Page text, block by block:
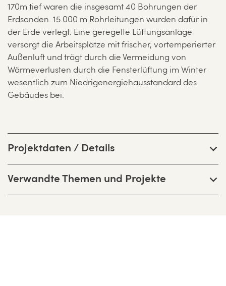
170m tief waren die insgesamt 40 Bohrungen der
Erdsonden. 15.000 m Rohrleitungen wurden dafür in
der Erde verlegt. Eine geregelte Lüftungsanlage
versorgt die Arbeitsplätze mit frischer, vortemperierter
Außenluft und trägt durch die Vermeidung von
Wärmeverlusten durch die Fensterlüftung im Winter
wesentlich zum Niedrigenergiehausstandard des
Gebäudes bei.
Projektdaten / Details
Verwandte Themen und Projekte